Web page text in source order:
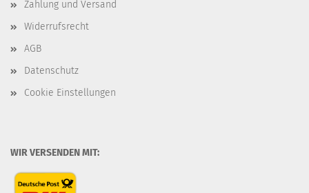
Zahlung und Versand
Widerrufsrecht
AGB
Datenschutz
Cookie Einstellungen
WIR VERSENDEN MIT: